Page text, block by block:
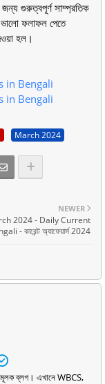
জন্য গুরুত্বপূর্ণ সাম্প্রতিক
ফলাফল পেতে
হল।
in Bengali
in Bengali
March 2024
NEWER
2024 - Daily Current
- কারেন্ট অ্যাফেয়ার্স 2024
ব্লগ। এখানে WBCS,